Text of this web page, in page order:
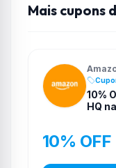
Mais cupons
10%
HQ
10% OFF